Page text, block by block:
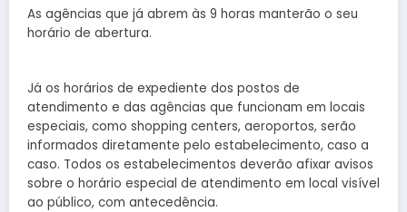
As agências que já abrem às 9 horas manterão o seu
horário de abertura.
Já os horários de expediente dos postos de
atendimento e das agências que funcionam em locais
especiais, como shopping centers, aeroportos, serão
informados diretamente pelo estabelecimento, caso a
caso. Todos os estabelecimentos deverão afixar avisos
sobre o horário especial de atendimento em local visível
ao público, com antecedência.